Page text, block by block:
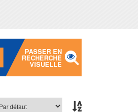
PASSER EN
RECHERCHE
VISUELLE